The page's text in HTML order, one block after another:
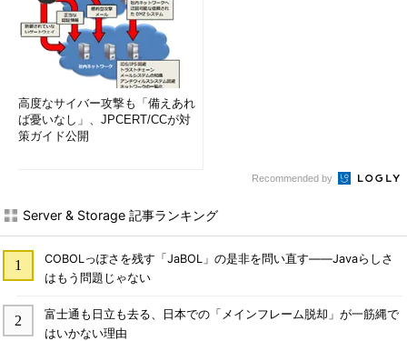
高度なサイバー攻撃も「備えあれ
ば憂いなし」、JPCERT/CCが対
策ガイド公開
Recommended by
Server & Storage 記事ランキング
COBOLっぽさを残す「JaBOL」の是非を問い直す――Javaらしさ
はもう問題じゃない
富士通も日立も去る、日本での「メインフレーム脱却」が一筋縄で
はいかない理由